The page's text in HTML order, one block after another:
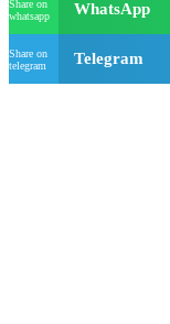
Share on
whatsapp
WhatsApp
Share on
telegram
Telegram